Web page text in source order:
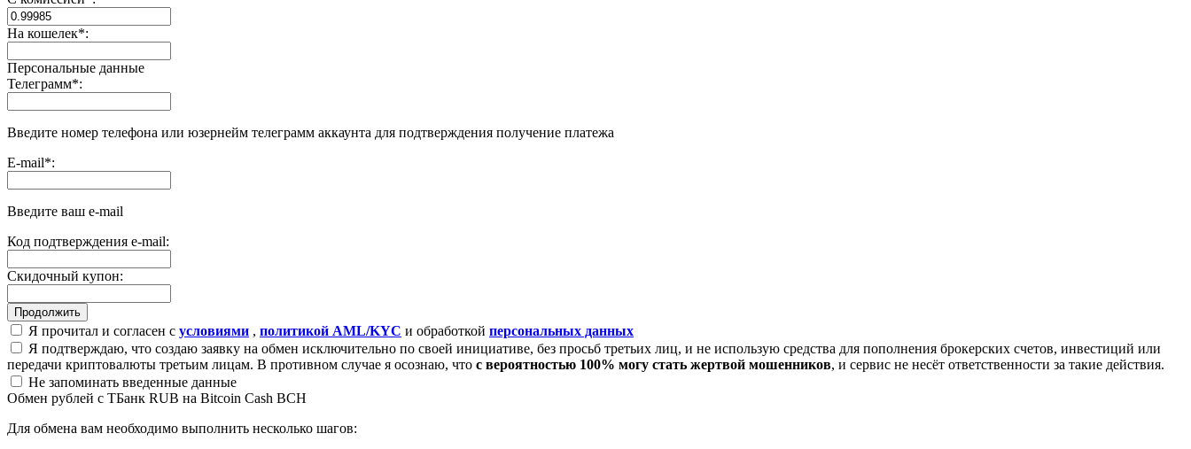
На кошелек*:
Персональные данные
Телеграмм*:
Введите номер телефона или юзернейм телеграмм аккаунта для подтверждения получение платежа
E-mail*:
Введите ваш e-mail
Код подтверждения e-mail:
Скидочный купон:
Я прочитал и согласен с условиями , политикой AML/KYC и обработкой персональных данных
Я подтверждаю, что создаю заявку на обмен исключительно по своей инициативе, без просьб третьих лиц, и не использую средства для пополнения брокерских счетов, инвестиций или
передачи криптовалюты третьим лицам. В противном случае я осознаю, что с вероятностью 100% могу стать жертвой мошенников, и сервис не несёт ответственности за такие действия.
Не запоминать введенные данные
Обмен рублей с ТБанк RUB на Bitcoin Cash BCH
Для обмена вам необходимо выполнить несколько шагов: